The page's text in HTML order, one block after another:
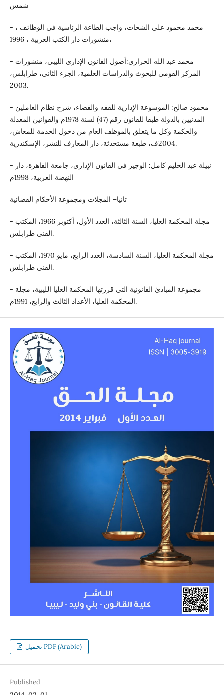
شمس
- محمد محمود علي الشحات، واجب الطاعة الرئاسية في الوظائف ،
منشورات دار الكتب العربية ، 1996،
- محمد عبد الله الحراري:أصول القانون الإداري الليبي، منشورات
المركز القومي للبحوث والدراسات العلمية، الجزء الثاني، طرابلس،
2003.
- محمود صالح: الموسوعة الإدارية للفقه والقضاء، شرح نظام العاملين
المدنيين بالدولة طبقا للقانون رقم (47) لسنة 1978م والقوانين المعدلة
والحكمة وكل ما يتعلق بالموظف العام من دخول الخدمة للمعاش،
2004ف، طبعة مستحدثة، دار المعارف للنشر، الإسكندرية.
- نبيلة عبد الحليم كامل: الوجيز في القانون الإداري، جامعة القاهرة، دار
النهضة العربية، 1998م
تانيا– المجلات ومجموعة الأحكام القضائية
- مجلة المحكمة العليا، السنة الثالثة، العدد الأول، أكتوبر 1966، المكتب
الفني طرابلس.
- مجلة المحكمة العليا، السنة السادسة، العدد الرابع، مايو 1970، المكتب
الفني طرابلس.
- مجموعة المبادئ القانونية التي قررتها المحكمة العليا الليبية، مجلة
المحكمة العليا، الأعداد الثالث والرابع، 1991م.
تحميل PDF (Arabic)
Published